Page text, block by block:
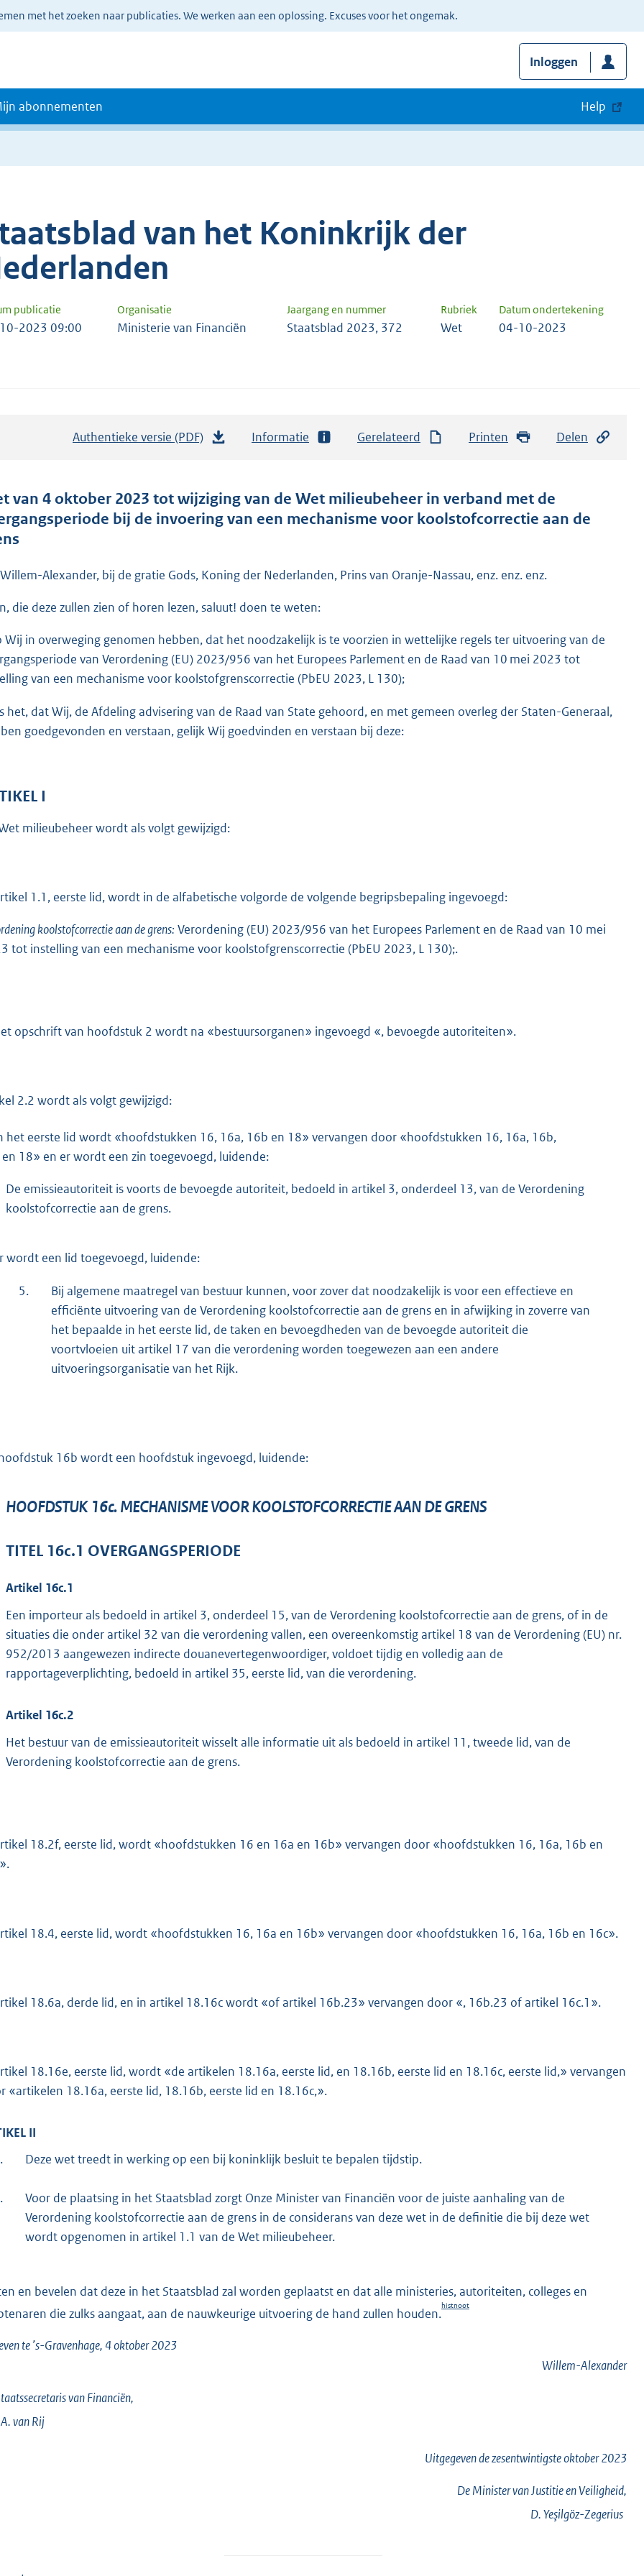
met het zoeken naar publicaties. We werken aan een oplossing. Excuses voor het ongemak.
Inloggen
abonnementen Help
van het Koninkrijk der
publicatie Organisatie Jaargang en nummer Rubriek Datum ondertekening
2023 09:00 Ministerie van Financiën Staatsblad 2023, 372 Wet 04-10-2023
Authentieke versie (PDF)
t
a
s
r
o
e
:
Informatie Gerelateerd Printen Delen
van 4 oktober 2023 tot wijziging van de Wet milieubeheer in verband met de
bij de invoering van een mechanisme voor koolstofcorrectie aan de
Alexander, bij de gratie Gods, Koning der Nederlanden, Prins van Oranje-Nassau, enz. enz. enz.
die deze zullen zien of horen lezen, saluut! doen te weten:
Wij in overweging genomen hebben, dat het noodzakelijk is te voorzien in wettelijke regels ter uitvoering van de
van Verordening (EU) 2023/956 van het Europees Parlement en de Raad van 10 mei 2023 tot
van een mechanisme voor koolstofgrenscorrectie (PbEU 2023, L 130);
het, dat Wij, de Afdeling advisering van de Raad van State gehoord, en met gemeen overleg der Staten-Generaal,
goedgevonden en verstaan, gelijk Wij goedvinden en verstaan bij deze:
I
milieubeheer wordt als volgt gewijzigd:
1.1, eerste lid, wordt in de alfabetische volgorde de volgende begripsbepaling ingevoegd:
koolstofcorrectie aan de grens: Verordening (EU) 2023/956 van het Europees Parlement en de Raad van 10 mei
tot instelling van een mechanisme voor koolstofgrenscorrectie (PbEU 2023, L 130);.
opschrift van hoofdstuk 2 wordt na «bestuursorganen» ingevoegd «, bevoegde autoriteiten».
2.2 wordt als volgt gewijzigd:
het eerste lid wordt «hoofdstukken 16, 16a, 16b en 18» vervangen door «hoofdstukken 16, 16a, 16b,
18» en er wordt een zin toegevoegd, luidende:
De emissieautoriteit is voorts de bevoegde autoriteit, bedoeld in artikel 3, onderdeel 13, van de Verordening
koolstofcorrectie aan de grens.
wordt een lid toegevoegd, luidende:
5.
Bij algemene maatregel van bestuur kunnen, voor zover dat noodzakelijk is voor een effectieve en
efficiënte uitvoering van de Verordening koolstofcorrectie aan de grens en in afwijking in zoverre van
het bepaalde in het eerste lid, de taken en bevoegdheden van de bevoegde autoriteit die
voortvloeien uit artikel 17 van die verordening worden toegewezen aan een andere
uitvoeringsorganisatie van het Rijk.
16b wordt een hoofdstuk ingevoegd, luidende:
HOOFDSTUK 16c. MECHANISME VOOR KOOLSTOFCORRECTIE AAN DE GRENS
TITEL 16c.1 OVERGANGSPERIODE
Artikel 16c.1
Een importeur als bedoeld in artikel 3, onderdeel 15, van de Verordening koolstofcorrectie aan de grens, of in de
situaties die onder artikel 32 van die verordening vallen, een overeenkomstig artikel 18 van de Verordening (EU) nr.
952/2013 aangewezen indirecte douanevertegenwoordiger, voldoet tijdig en volledig aan de
rapportageverplichting, bedoeld in artikel 35, eerste lid, van die verordening.
Artikel 16c.2
Het bestuur van de emissieautoriteit wisselt alle informatie uit als bedoeld in artikel 11, tweede lid, van de
Verordening koolstofcorrectie aan de grens.
18.2f, eerste lid, wordt «hoofdstukken 16 en 16a en 16b» vervangen door «hoofdstukken 16, 16a, 16b en
18.4, eerste lid, wordt «hoofdstukken 16, 16a en 16b» vervangen door «hoofdstukken 16, 16a, 16b en 16c».
18.6a, derde lid, en in artikel 18.16c wordt «of artikel 16b.23» vervangen door «, 16b.23 of artikel 16c.1».
18.16e, eerste lid, wordt «de artikelen 18.16a, eerste lid, en 18.16b, eerste lid en 18.16c, eerste lid,» vervangen
«artikelen 18.16a, eerste lid, 18.16b, eerste lid en 18.16c,».
II
Deze wet treedt in werking op een bij koninklijk besluit te bepalen tijdstip.
Voor de plaatsing in het Staatsblad zorgt Onze Minister van Financiën voor de juiste aanhaling van de
Verordening koolstofcorrectie aan de grens in de considerans van deze wet in de definitie die bij deze wet
wordt opgenomen in artikel 1.1 van de Wet milieubeheer.
en bevelen dat deze in het Staatsblad zal worden geplaatst en dat alle ministeries, autoriteiten, colleges en
die zulks aangaat, aan de nauwkeurige uitvoering de hand zullen houden.
histnoot
te ’s-Gravenhage, 4 oktober 2023
Willem-Alexander
van Financiën,
vanRij
Uitgegeven dezesentwintigsteoktober 2023
De Minister van Justitie en Veiligheid,
D.Yeşilgöz-Zegerius